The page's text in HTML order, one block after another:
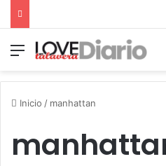
Menú
Inicio / manhattan